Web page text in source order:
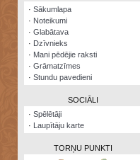
Visatcera
almanahs
Arhīvs
· Sākumlapa
· Noteikumi
· Glabātava
· Dzīvnieks
· Mani pēdējie raksti
· Grāmatzīmes
· Stundu pavedieni
SOCIĀLI
· Spēlētāji
· Laupītāju karte
TORŅU PUNKTI